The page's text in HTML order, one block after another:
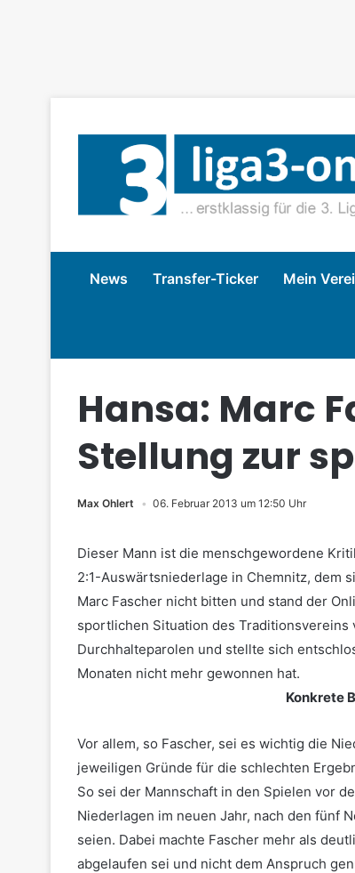
News Transfer-Ticker Mein
Hansa: Marc
Stellung zur
Max Ohlert 06. Februar 2013 um 12:50 Uhr
Dieser Mann ist die menschgewordene
2:1-Auswärtsniederlage in Chemnitz, dem
Marc Fascher nicht bitten und stand der
sportlichen Situation des Traditionsvereins
Durchhalteparolen und stellte sich
Monaten nicht mehr gewonnen hat.
Konkrete
Vor allem, so Fascher, sei es wichtig die
jeweiligen Gründe für die schlechten
So sei der Mannschaft in den Spielen vor
Niederlagen im neuen Jahr, nach den fünf
seien. Dabei machte Fascher mehr als
abgelaufen sei und nicht dem Anspruch